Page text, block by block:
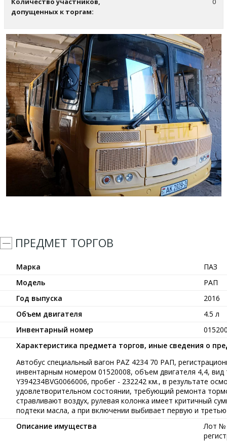
допущенных к торгам:
ПРЕДМЕТ ТОРГОВ
Марка
ПАЗ
Модель
РАП
Год выпуска
2016
Объем двигателя
4.5 л
Инвентарный номер
Характеристика предмета торгов, иные сведения о
Автобус специальный вагон PAZ 4234 70 РАП,
инвентарным номером 01520008, объем двигателя 4,4,
Y394234BVG0066006, пробег - 232242 км., в результате
удовлетворительном состоянии, требующий ремонта
стравливают воздух, рулевая колонка имеет критичный
подтеки масла, а при включении выбивает первую и
Описание имущества
Лот №